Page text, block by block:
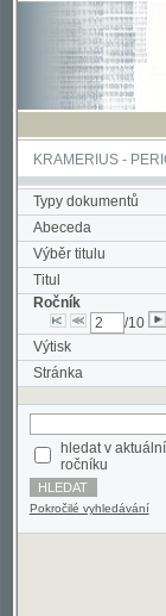
KRAMERIUS-
Typy dokumentů
Abeceda
Výběr titulu
Titul
Ročník
/10
Výtisk
Stránka
hledat v aktuálním
Pokročilé vyhledávání